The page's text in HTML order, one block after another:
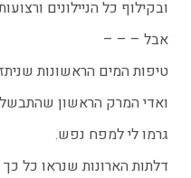
ובקילוף כל הניילונים
אבל – – –
טיפות המים הראשונות
ואדי המרק הראשון
גרמו לי למפח נפש.
דלתות הארונות שנראו כל